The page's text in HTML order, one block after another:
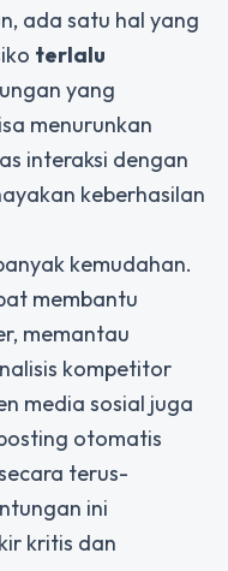
ada satu hal yang
terlalu
yang
menurunkan
interaksi dengan
keberhasilan
kemudahan.
membantu
memantau
kompetitor
media sosial juga
otomatis
terus-
ini
kritis dan